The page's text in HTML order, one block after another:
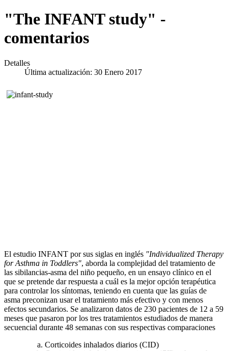
"The INFANT study" -
comentarios
Detalles
Última actualización: 30 Enero 2017
El estudio INFANT por sus siglas en inglés "Individualized Therapy
for Asthma in Toddlers", aborda la complejidad del tratamiento de
las sibilancias-asma del niño pequeño, en un ensayo clínico en el
que se pretende dar respuesta a cuál es la mejor opción terapéutica
para controlar los síntomas, teniendo en cuenta que las guías de
asma preconizan usar el tratamiento más efectivo y con menos
efectos secundarios. Se analizaron datos de 230 pacientes de 12 a 59
meses que pasaron por los tres tratamientos estudiados de manera
secuencial durante 48 semanas con sus respectivas comparaciones
Corticoides inhalados diarios (CID)